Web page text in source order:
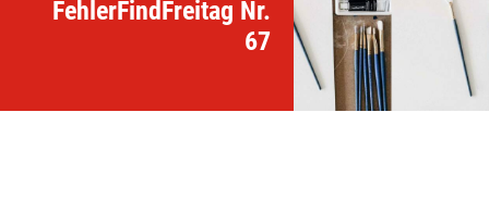
FehlerFindFreitag Nr.
67